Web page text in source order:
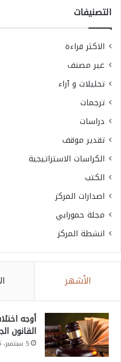
التصنيفات
الاكثر قراءة
غير مصنف
تحليلات و آراء
ترجمات
دراسات
تقدير موقف
الكراسات الاستراتيجية
الكتب
اصدارات المركز
مجلة حمورابي
انشطة المركز
الأشهر
أوجه
القانون
5 سبتمبر، 2025